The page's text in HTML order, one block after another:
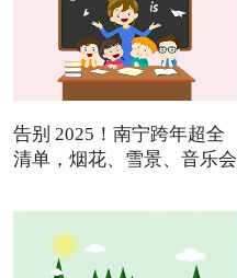
告别 2025！南宁跨年超全
清单，烟花、雪景、音乐会